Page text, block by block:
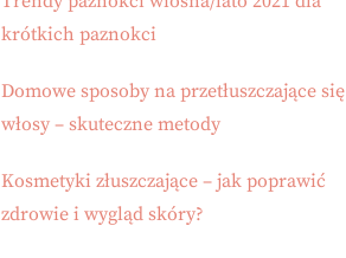
krótkich paznokci
Domowe sposoby na przetłuszczające się
włosy – skuteczne metody
Kosmetyki złuszczające – jak poprawić
zdrowie i wygląd skóry?